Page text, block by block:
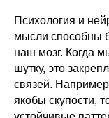
Психология и
мысли способны
наш мозг. Когда
шутку, это
связей.
якобы скупости,